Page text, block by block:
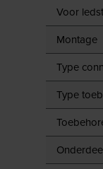
Voor
Montage
Type
Type